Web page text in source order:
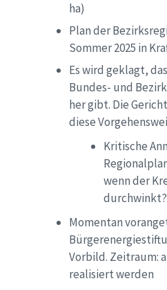
ha)
Plan der
Sommer 2025 in
Es wird geklagt,
Bundes- und
hergibt. Die
diese
Kritische
wenn der
durchwinkt?
Momentan
Vorbild. Zeitraum:
realisiert werden